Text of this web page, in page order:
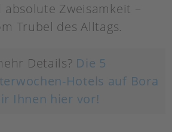
absolute Zweisamkeit –
Trubel des Alltags.
Details? Die 5
Hotels auf Bora
Ihnen hier vor!